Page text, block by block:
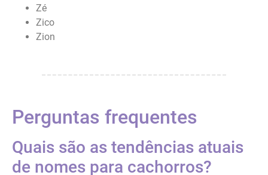
Zé
Zico
Zion
Perguntas frequentes
Quais são as tendências atuais
de nomes para cachorros?